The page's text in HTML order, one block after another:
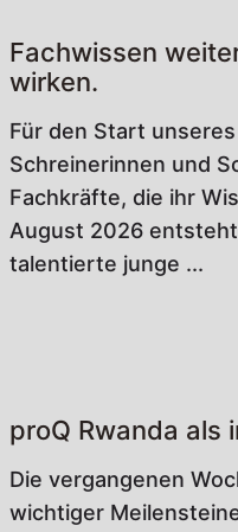
Fachwissen
wirken.
Für den Start
Schreinerinnen und
Fachkräfte, die ihr
August 2026
talentierte junge ...
proQ Rwanda als
Die vergangenen
wichtiger